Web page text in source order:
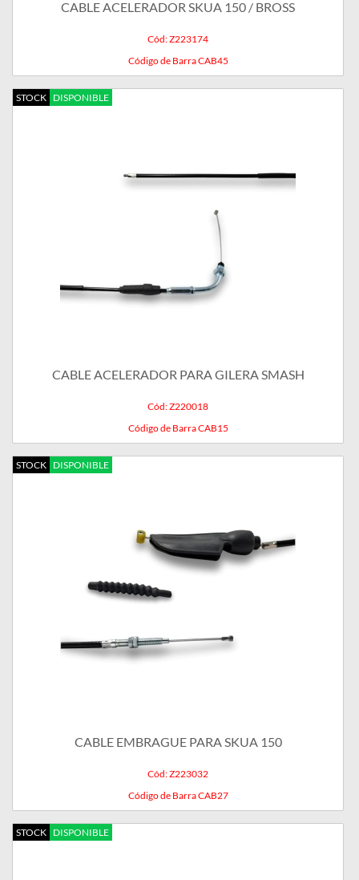
CABLE ACELERADOR SKUA 150 / BROSS
Cód: Z223174
Código de Barra CAB45
STOCK DISPONIBLE
CABLE ACELERADOR PARA GILERA SMASH
Cód: Z220018
Código de Barra CAB15
STOCK DISPONIBLE
CABLE EMBRAGUE PARA SKUA 150
Cód: Z223032
Código de Barra CAB27
STOCK DISPONIBLE